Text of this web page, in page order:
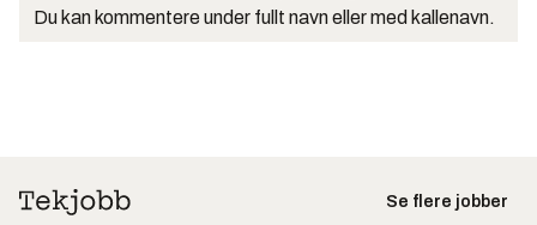
Du kan kommentere under fullt navn eller med kallenavn.
Se flere jobber